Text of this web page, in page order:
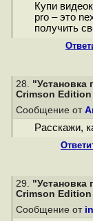
Купи
pro – это
получить
28. "Установка
Crimson Edition
Сообщение от
Расскажи,
29. "Установка
Crimson Edition
Сообщение от